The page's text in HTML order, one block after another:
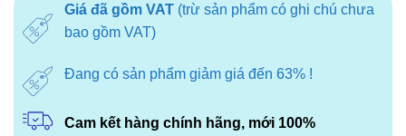
Giá đã gồm VAT(trừ sản phẩm có ghi chú chưa
bao gồm VAT)
Đang có sản phẩm giảm giá đến 63% !
Cam kết hàng chính hãng, mới 100%